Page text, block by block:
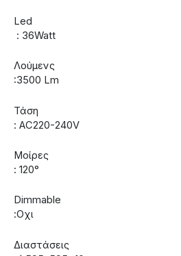
Led
: 36Watt
Λούμενς
:3500 Lm
Τάση
: AC220-240V
Μοίρες
: 120°
Dimmable
:Οχι
Διαστάσεις